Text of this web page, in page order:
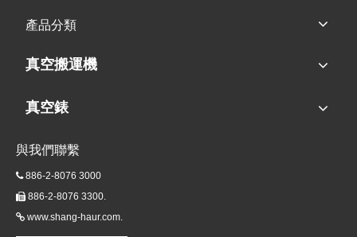
產品分類
真空搬運機
真空錶
與我們聯繫
886-2-8076 3000
 886-2-8076 3300.
 www.shang-haur.com.